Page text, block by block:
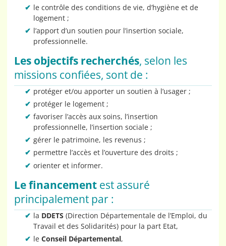
le contrôle des conditions de vie, d’hygiène et de
logement ;
l’apport d’un soutien pour l’insertion sociale,
professionnelle.
Les objectifs recherchés, selon les
missions confiées, sont de :
protéger et/ou apporter un soutien à l’usager ;
protéger le logement ;
favoriser l’accès aux soins, l’insertion
professionnelle, l’insertion sociale ;
gérer le patrimoine, les revenus ;
permettre l’accès et l’ouverture des droits ;
orienter et informer.
Le financement est assuré
principalement par :
la DDETS (Direction Départementale de l’Emploi, du
Travail et des Solidarités) pour la part Etat,
le Conseil Départemental,